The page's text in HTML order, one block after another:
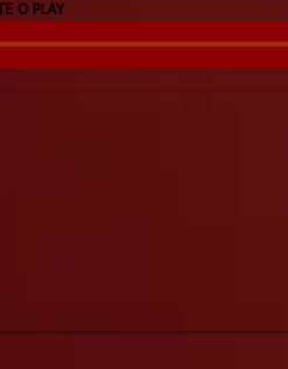
O PLAY